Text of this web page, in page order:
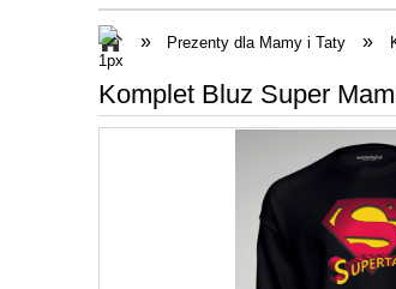
» Prezenty dla Mamy i Taty »
Komplet Bluz Super